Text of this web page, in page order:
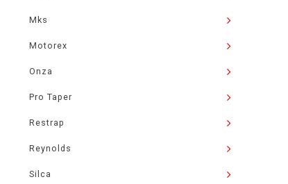
Mks
Motorex
Onza
Pro Taper
Restrap
Reynolds
Silca